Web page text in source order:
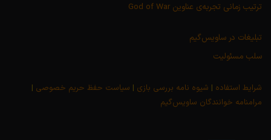
ترتیب زمانی تجربه‌ی عناوین God of War
تبلیغات در ساویس‌گیم
سلب مسئولیت
شرایط استفاده | شیوه نامه بررسی بازی | سیاست حفظ حریم خصوصی |
مرامنامه خوانندگان ساویس‌گیم